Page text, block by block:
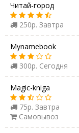
Читай-город
250р. Завтра
Mynamebook
300р. Сегодня
Magic-kniga
75р. Завтра
Самовывоз